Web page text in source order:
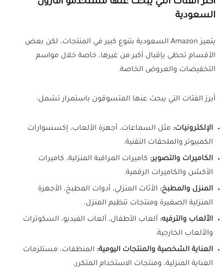
أكثر الفئات التي يبحث عنها مستخدمو أمازون
السعودية
يتميز Amazon السعودية بتنوع كبير في المنتجات، لكن بعض
الأقسام تحظى بإقبال أكبر من غيرها، خاصة خلال مواسم
التخفيضات والعروض الخاصة.
أبرز الفئات التي يبحث عنها المتسوقون باستمرار تشمل:
الإلكترونيات: مثل السماعات، أجهزة الألعاب، إكسسوارات
الكمبيوتر والملحقات التقنية.
الكاميرات والتصوير: كاميرات المراقبة المنزلية، كاميرات
الأكشن والكاميرات الرقمية.
المنزل والمطبخ: الأثاث المنزلي، أدوات المطبخ، الأجهزة
المنزلية الصغيرة ومنتجات تنظيم المنزل.
الألعاب والترفيه: ألعاب الأطفال، ألعاب الفيديو، السكوترات
والألعاب الخارجية.
العناية الشخصية والمنتجات اليومية: المنظفات، مستلزمات
العناية المنزلية، ومنتجات الاستخدام المتكرر.